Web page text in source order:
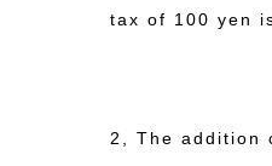
tax of 100 yen
2, The addition